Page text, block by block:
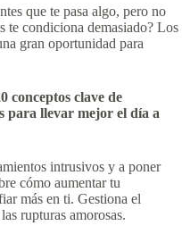
que te pasa algo, pero no
te condiciona demasiado? Los
gran oportunidad para
conceptos clave de
para llevar mejor el día a
intrusivos y a poner
cómo aumentar tu
más en ti. Gestiona el
rupturas amorosas.